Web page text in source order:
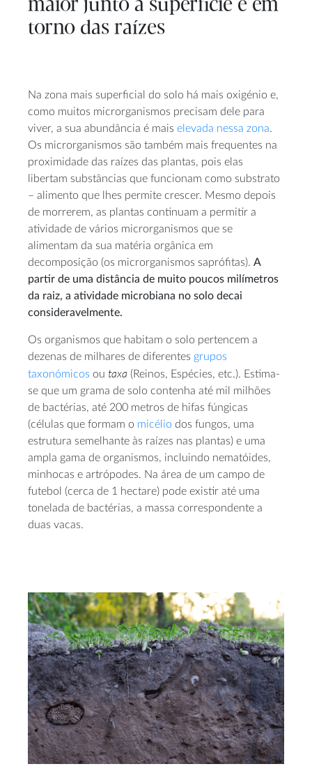
maior junto à superfície e em
torno das raízes
Na zona mais superficial do solo há mais oxigénio e,
como muitos microrganismos precisam dele para
viver, a sua abundância é mais elevada nessa zona.
Os microrganismos são também mais frequentes na
proximidade das raízes das plantas, pois elas
libertam substâncias que funcionam como substrato
– alimento que lhes permite crescer. Mesmo depois
de morrerem, as plantas continuam a permitir a
atividade de vários microrganismos que se
alimentam da sua matéria orgânica em
decomposição (os microrganismos saprófitas). A
partir de uma distância de muito poucos milímetros
da raiz, a atividade microbiana no solo decai
consideravelmente.
Os organismos que habitam o solo pertencem a
dezenas de milhares de diferentes grupos
taxonómicos ou taxa (Reinos, Espécies, etc.). Estima-
se que um grama de solo contenha até mil milhões
de bactérias, até 200 metros de hifas fúngicas
(células que formam o micélio dos fungos, uma
estrutura semelhante às raízes nas plantas) e uma
ampla gama de organismos, incluindo nematóides,
minhocas e artrópodes. Na área de um campo de
futebol (cerca de 1 hectare) pode existir até uma
tonelada de bactérias, a massa correspondente a
duas vacas.